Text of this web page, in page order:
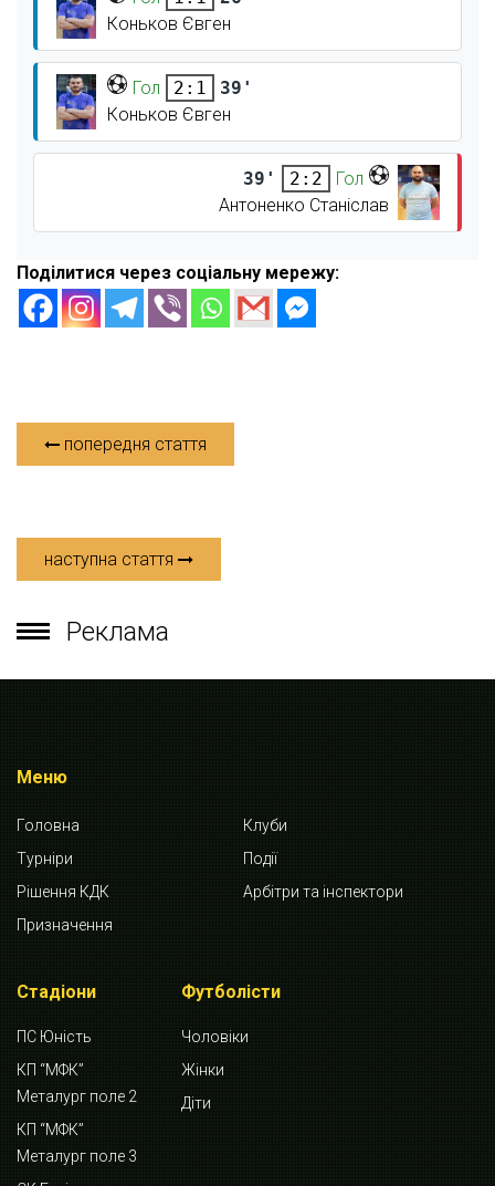
Коньков Євген
Гол 2:1
39'
Коньков Євген
39' 2:2
Гол
Антоненко Станіслав
Поділитися через соціальну мережу:
попередня стаття
наступна стаття
Реклама
Меню
Головна
Клуби
Турніри
Події
Рішення КДК
Арбітри та інспектори
Призначення
Стадіони
ПС Юність
КП “МФК”
Металург поле 2
КП “МФК”
Металург поле 3
Футболісти
Чоловіки
Жінки
Діти